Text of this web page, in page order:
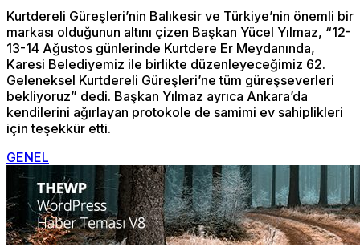
Kurtdereli Güreşleri’nin Balıkesir ve Türkiye’nin önemli bir
markası olduğunun altını çizen Başkan Yücel Yılmaz, “12-
13-14 Ağustos günlerinde Kurtdere Er Meydanında,
Karesi Belediyemiz ile birlikte düzenleyeceğimiz 62.
Geleneksel Kurtdereli Güreşleri’ne tüm güreşseverleri
bekliyoruz” dedi. Başkan Yılmaz ayrıca Ankara’da
kendilerini ağırlayan protokole de samimi ev sahiplikleri
için teşekkür etti.
GENEL